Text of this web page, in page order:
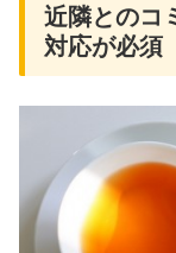
近隣とのコ
対応が必須